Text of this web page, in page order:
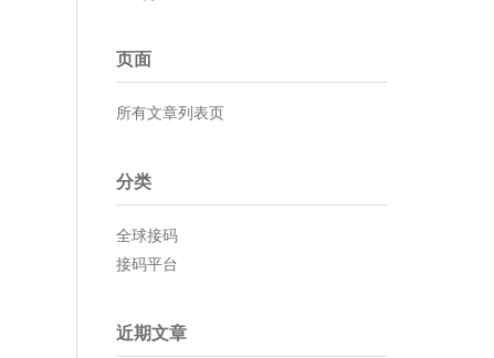
页面
所有文章列表页
分类
全球接码
接码平台
近期文章